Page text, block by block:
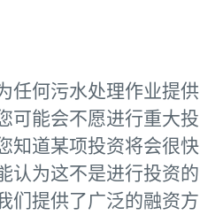
任何污水处理作业提供
可能会不愿进行重大投
知道某项投资将会很快
认为这不是进行投资的
们提供了广泛的融资方